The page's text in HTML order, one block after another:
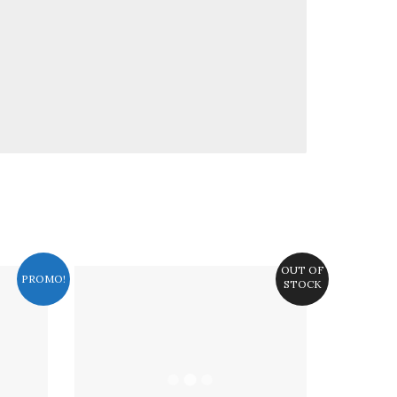
PROMO!
OUT OF
STOCK